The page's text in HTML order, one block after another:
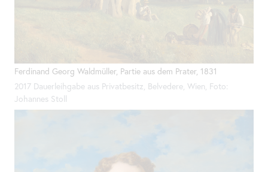
Ferdinand Georg Waldmüller, Partie aus dem Prater, 1831
2017 Dauerleihgabe aus Privatbesitz, Belvedere, Wien, Foto:
Johannes Stoll